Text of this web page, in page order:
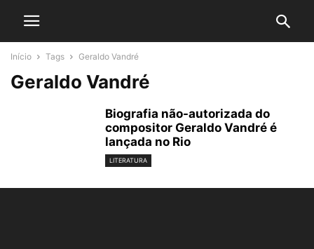
Início Tags Geraldo Vandré
Geraldo Vandré
Biografia não-autorizada do
compositor Geraldo Vandré é
lançada no Rio
LITERATURA